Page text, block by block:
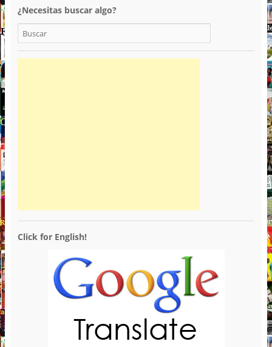
¿Necesitas buscar algo?
Click for English!